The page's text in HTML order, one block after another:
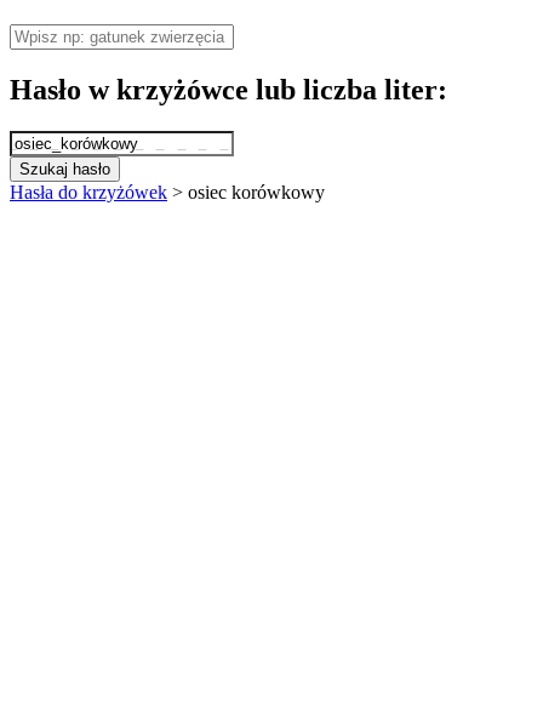
Hasło w krzyżówce lub liczba liter:
Szukaj hasło
Hasła do krzyżówek > osiec korówkowy